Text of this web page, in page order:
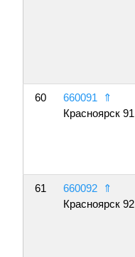
60 660091
⇑
Красноярск 91
61 660092
⇑
Красноярск 92